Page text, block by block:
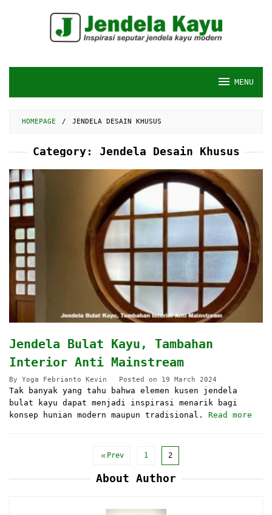
MENU
HOMEPAGE / JENDELA DESAIN KHUSUS
Category: Jendela Desain Khusus
Jendela Bulat Kayu, Tambahan
Interior Anti Mainstream
By Yoga Febrianto Kevin Posted on 19 March 2024
Tak banyak yang tahu bahwa elemen kusen jendela
bulat kayu dapat menjadi inspirasi menarik bagi
konsep hunian modern maupun tradisional. Read more
Prev 1 2
About Author